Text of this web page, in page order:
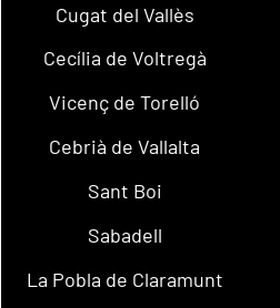
Cugat del Vallès
Cecília de Voltregà
Vicenç de Torelló
Cebrià de Vallalta
Sant Boi
Sabadell
La Pobla de Claramunt